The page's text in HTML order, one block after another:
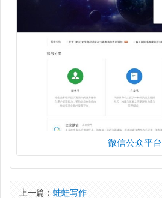
微信公众平台
上一篇： 蛙蛙写作